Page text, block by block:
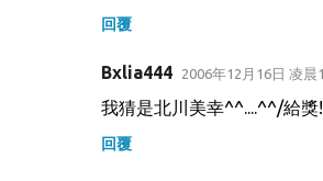
回覆
Bxlia444 2006年12月16日 凌晨
我猜是北川美幸^^....^^/給獎
回覆